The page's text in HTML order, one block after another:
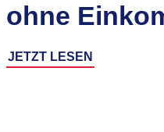
ohne
JETZT LESEN